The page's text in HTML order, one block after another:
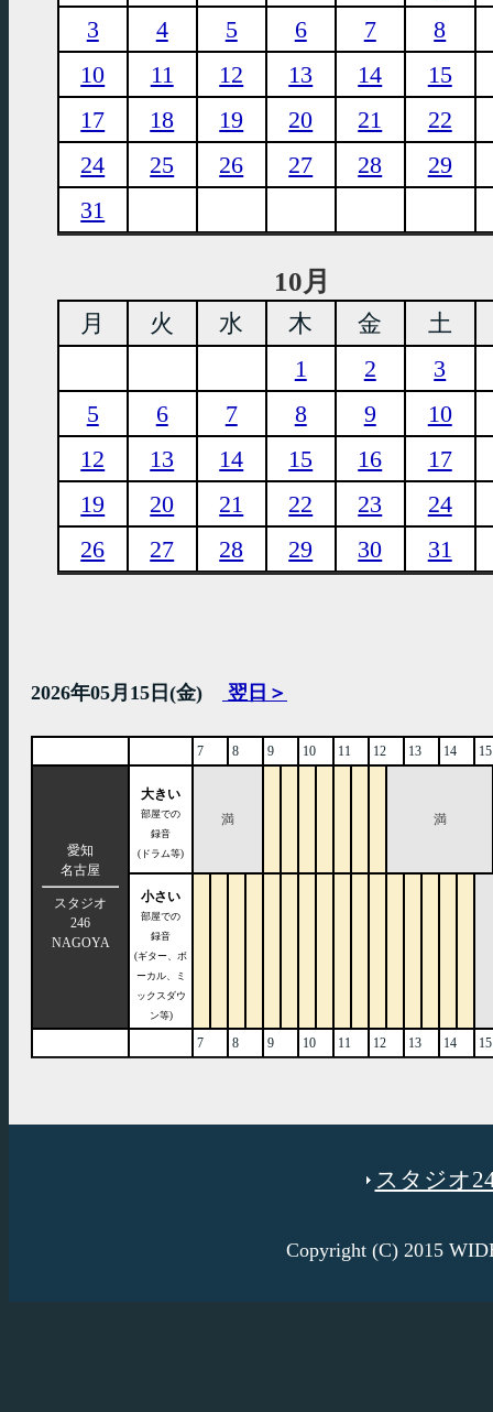
3
4 5 6 7
8
10
11 12 13 14
15
17
18 19 20 21
22
24
25 26 27 28
29
31
10月
月 火 水 木 金
土
1
2
3
5
6 7 8 9
10
12
13 14 15 16
17
19
20 21 22 23
24
26
27 28 29 30 31
2026年05月15日(金) 翌日＞
7 8 9 10 11 12 13 14 15
愛知
名古屋
スタジオ
246
NAGOYA
大きい
部屋での
録音
(ドラム等)
満 満
小さい
部屋での
録音
(ギター、ボ
ーカル、ミ
ックスダウ
ン等)
7 8 9 10 11 12 13 14 15
スタジオ
Copyright (C) 2015